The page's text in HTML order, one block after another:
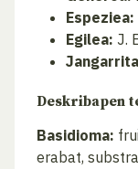
Espeziea:
Egilea: J.
Deskribapen
Basidioma:
erabat,